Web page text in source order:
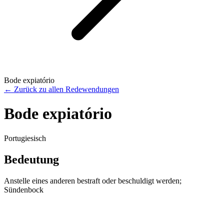
Bode expiatório
← Zurück zu allen Redewendungen
Bode expiatório
Portugiesisch
Bedeutung
Anstelle eines anderen bestraft oder beschuldigt werden;
Sündenbock